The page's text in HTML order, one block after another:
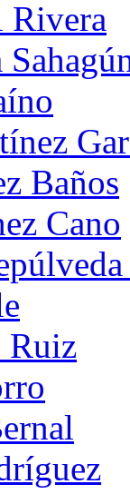
Baños
Cano
Ruiz